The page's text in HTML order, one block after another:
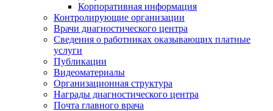
Корпоративная информация
Контролирующие организации
Врачи диагностического центра
Сведения о работниках оказывающих платные
услуги
Публикации
Видеоматериалы
Организационная структура
Награды диагностического центра
Почта главного врача